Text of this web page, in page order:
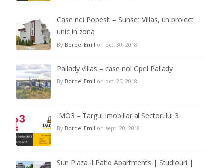
Case noi Popesti – Sunset Villas, un proiect
unic in zona
By Bordei Emil on oct. 30, 2018
Pallady Villas – case noi Opel Pallady
By Bordei Emil on oct. 25, 2018
IMO3 – Targul Imobiliar al Sectorului 3
By Bordei Emil on sept. 20, 2018
Sun Plaza Il Patio Apartments | Studiouri |